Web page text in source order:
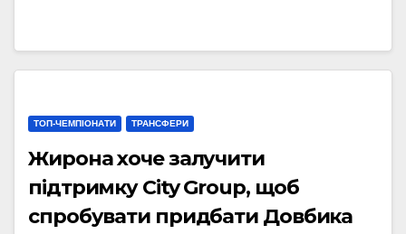
ТОП-ЧЕМПІОНАТИ ТРАНСФЕРИ
Жирона хоче залучити
підтримку City Group, щоб
спробувати придбати Довбика